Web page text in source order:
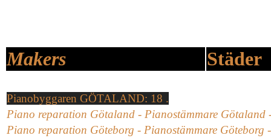
Makers Städer
Pianobyggaren GÖTALAND: 18 .
Piano reparation Götaland - Pianostämmare Götaland
Piano reparation Göteborg - Pianostämmare Göteborg -